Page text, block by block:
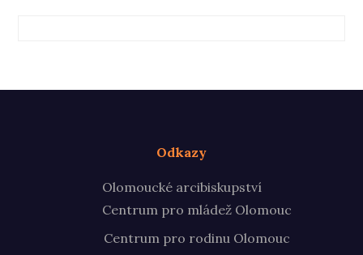
Odkazy
Olomoucké arcibiskupství
Centrum pro mládež Olomouc
Centrum pro rodinu Olomouc